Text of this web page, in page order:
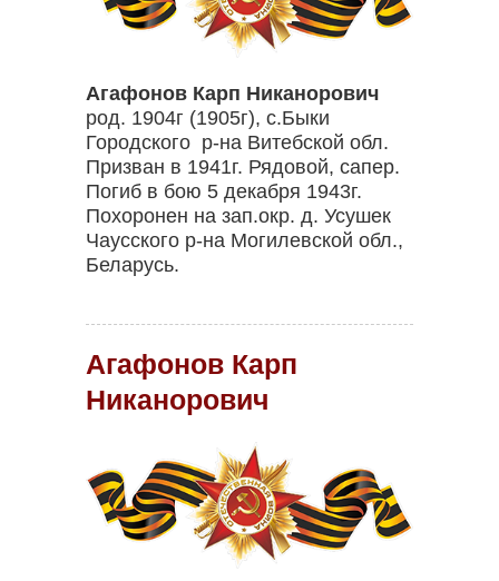
Агафонов Карп Никанорович
род. 1904г (1905г), с.Быки
Городского р-на Витебской обл.
Призван в 1941г. Рядовой, сапер.
Погиб в бою 5 декабря 1943г.
Похоронен на зап.окр. д. Усушек
Чаусского р-на Могилевской обл.,
Беларусь.
Агафонов Карп
Никанорович